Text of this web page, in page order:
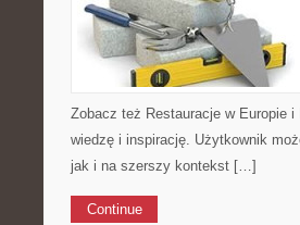
Zobacz też Restauracje w Europie
wiedzę i inspirację. Użytkownik
jak i na szerszy kontekst […]
Continue